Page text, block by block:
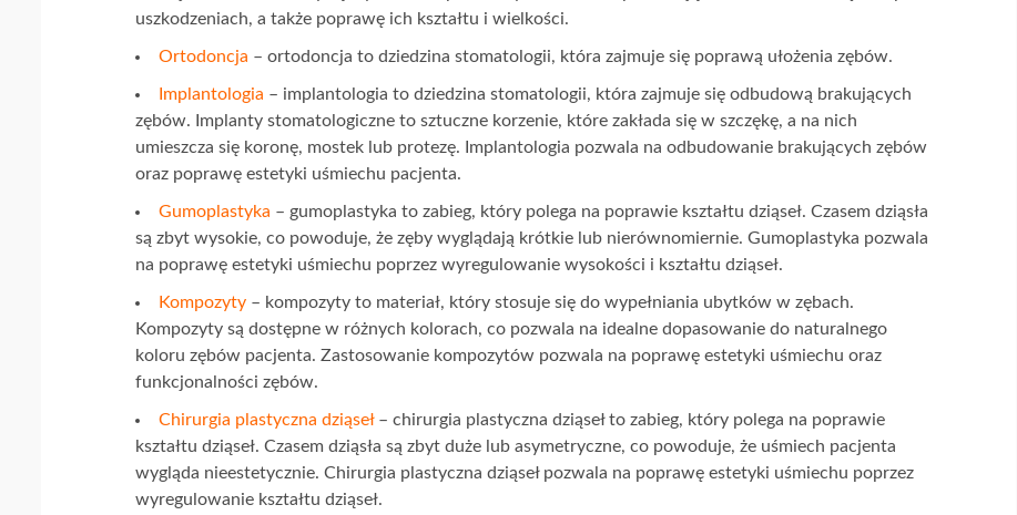
uszkodzeniach, a także poprawę ich kształtu i wielkości.
Ortodoncja – ortodoncja to dziedzina stomatologii, która zajmuje się poprawą ułożenia zębów.
Implantologia – implantologia to dziedzina stomatologii, która zajmuje się odbudową brakujących
zębów. Implanty stomatologiczne to sztuczne korzenie, które zakłada się w szczękę, a na nich
umieszcza się koronę, mostek lub protezę. Implantologia pozwala na odbudowanie brakujących zębów
oraz poprawę estetyki uśmiechu pacjenta.
Gumoplastyka – gumoplastyka to zabieg, który polega na poprawie kształtu dziąseł. Czasem dziąsła
są zbyt wysokie, co powoduje, że zęby wyglądają krótkie lub nierównomiernie. Gumoplastyka pozwala
na poprawę estetyki uśmiechu poprzez wyregulowanie wysokości i kształtu dziąseł.
Kompozyty – kompozyty to materiał, który stosuje się do wypełniania ubytków w zębach.
Kompozyty są dostępne w różnych kolorach, co pozwala na idealne dopasowanie do naturalnego
koloru zębów pacjenta. Zastosowanie kompozytów pozwala na poprawę estetyki uśmiechu oraz
funkcjonalności zębów.
Chirurgia plastyczna dziąseł– chirurgia plastyczna dziąseł to zabieg, który polega na poprawie
kształtu dziąseł. Czasem dziąsła są zbyt duże lub asymetryczne, co powoduje, że uśmiech pacjenta
wygląda nieestetycznie. Chirurgia plastyczna dziąseł pozwala na poprawę estetyki uśmiechu poprzez
wyregulowanie kształtu dziąseł.